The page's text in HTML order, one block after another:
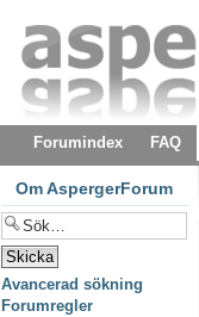
Forumindex FAQ
Om AspergerForum
Avancerad sökning
Forumregler